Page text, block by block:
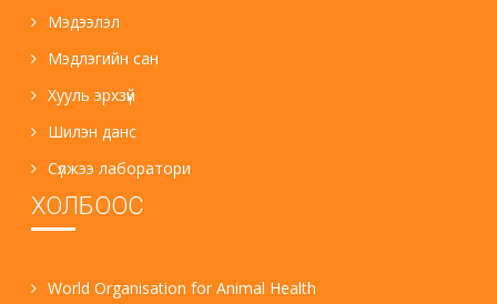
Мэдээлэл
Мэдлэгийн сан
Хууль эрхзүй
Шилэн данс
Сүлжээ лаборатори
ХОЛБООС
World Organisation for Animal Health